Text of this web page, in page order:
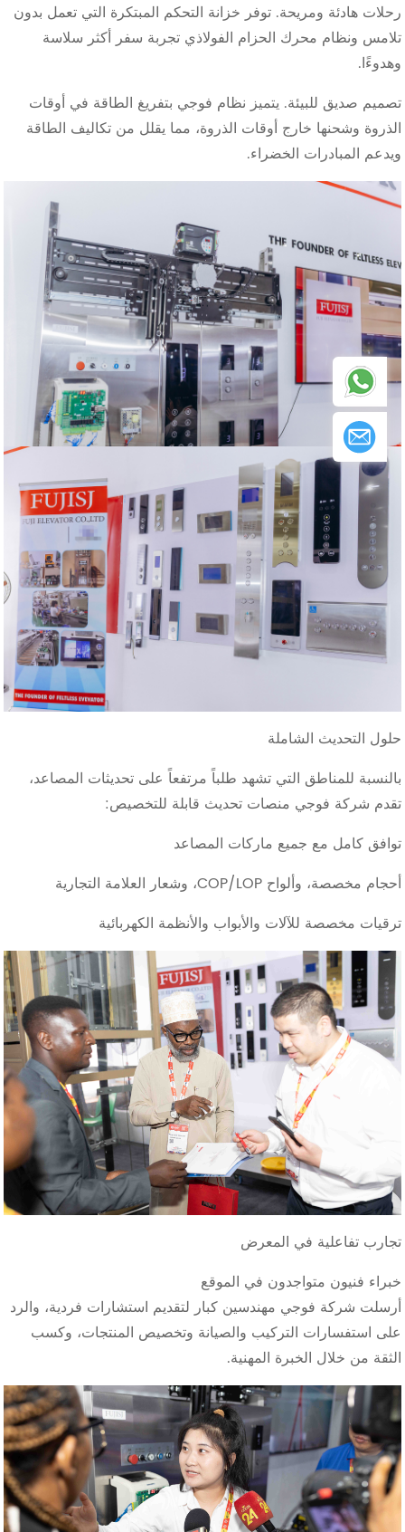
رحلات هادئة ومريحة. توفر خزانة التحكم المبتكرة التي تعمل بدون
تلامس ونظام محرك الحزام الفولاذي تجربة سفر أكثر سلاسة
وهدوءًا.
تصميم صديق للبيئة. يتميز نظام فوجي بتفريغ الطاقة في أوقات
الذروة وشحنها خارج أوقات الذروة، مما يقلل من تكاليف الطاقة
ويدعم المبادرات الخضراء.
حلول التحديث الشاملة
بالنسبة للمناطق التي تشهد طلباً مرتفعاً على تحديثات المصاعد،
تقدم شركة فوجي منصات تحديث قابلة للتخصيص:
توافق كامل مع جميع ماركات المصاعد
أحجام مخصصة، وألواح COP/LOP، وشعار العلامة التجارية
ترقيات مخصصة للآلات والأبواب والأنظمة الكهربائية
تجارب تفاعلية في المعرض
خبراء فنيون متواجدون في الموقع
أرسلت شركة فوجي مهندسين كبار لتقديم استشارات فردية، والرد
على استفسارات التركيب والصيانة وتخصيص المنتجات، وكسب
الثقة من خلال الخبرة المهنية.